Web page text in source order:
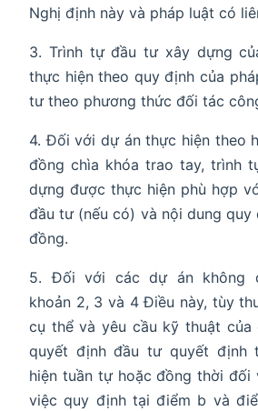
Nghị định này và pháp luật có
3. Trình tự đầu tư xây dựng
thực hiện theo quy định của
tư theo phương thức đối tác
4. Đối với dự án thực hiện theo
đồng chìa khóa trao tay, trình
dựng được thực hiện phù hợp
đầu tư (nếu có) và nội dung quy
đồng.
5. Đối với các dự án không
khoản 2, 3 và 4 Điều này, tùy
cụ thể và yêu cầu kỹ thuật của
quyết định đầu tư quyết định
hiện tuần tự hoặc đồng thời đối
việc quy định tại điểm b và